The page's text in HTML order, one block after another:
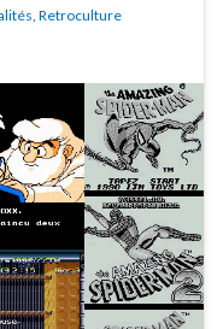
Retroculture